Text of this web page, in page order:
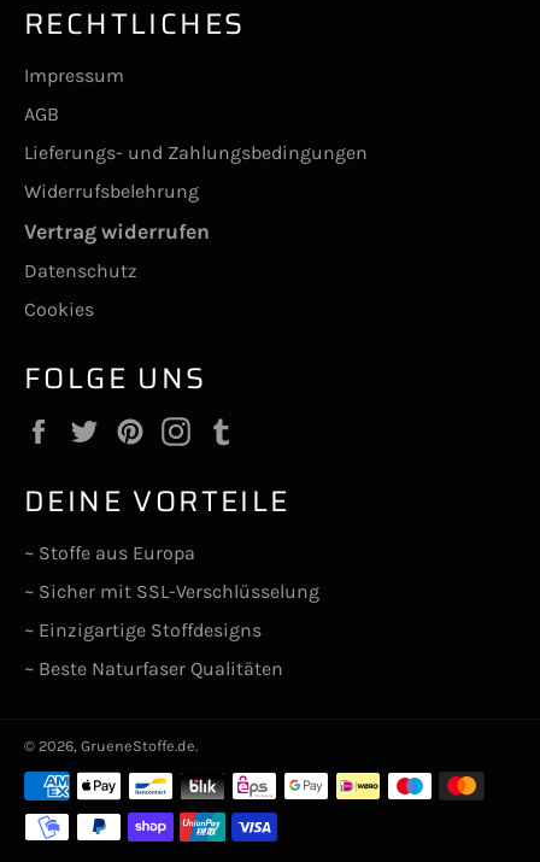
RECHTLICHES
Impressum
AGB
Lieferungs- und Zahlungsbedingungen
Widerrufsbelehrung
Vertrag widerrufen
Datenschutz
Cookies
FOLGE UNS
FacebookTwitterPinterestInstagram
DEINE VORTEILE
~ Stoffe aus Europa
~ Sicher mit SSL-Verschlüsselung
~ Einzigartige Stoffdesigns
~ Beste Naturfaser Qualitäten
© 2026, GrueneStoffe.de.
Zahlungsarten